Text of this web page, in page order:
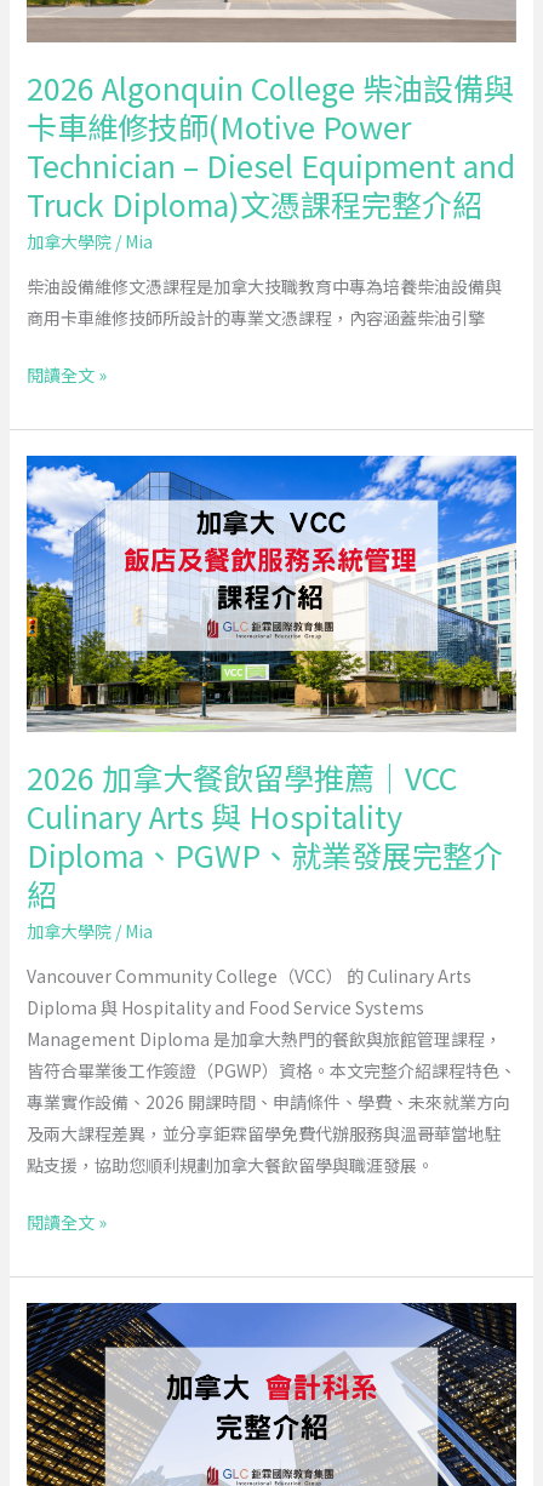
2026 Algonquin College 柴油設備與
卡車維修技師(Motive Power
Technician – Diesel Equipment and
Truck Diploma)文憑課程完整介紹
加拿大學院/Mia
柴油設備維修文憑課程是加拿大技職教育中專為培養柴油設備與
商用卡車維修技師所設計的專業文憑課程，內容涵蓋柴油引擎
維
修
技
師
(Motive
Power
Technician
–
Equipment
Diploma)
文
憑
課
程
完
整
介
紹
閱讀全文 »
2026 加拿大餐飲留學推薦｜VCC
Culinary Arts 與 Hospitality
Diploma、PGWP、就業發展完整介
紹
加拿大學院/Mia
Vancouver Community College（VCC） 的 Culinary Arts
Diploma 與 Hospitality and Food Service Systems
Management Diploma 是加拿大熱門的餐飲與旅館管理課程，
皆符合畢業後工作簽證（PGWP）資格。本文完整介紹課程特色、
專業實作設備、2026 開課時間、申請條件、學費、未來就業方向
及兩大課程差異，並分享鉅霖留學免費代辦服務與溫哥華當地駐
點支援，協助您順利規劃加拿大餐飲留學與職涯發展。
2026
加
拿
大
餐
飲
留
學
推
｜
VCC
Culinary
Arts
與
Hospitality
Diploma、
PGWP、
就
業
發
展
完
介
閱讀全文 »
2026
加
拿
大
會
計